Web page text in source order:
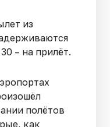
из
– на прилёт.
полётов
как